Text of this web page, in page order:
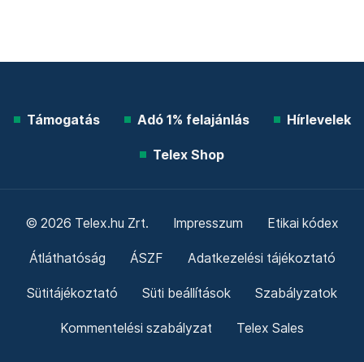
Támogatás Adó 1% felajánlás Hírlevelek
Telex Shop
© 2026 Telex.hu Zrt. Impresszum Etikai kódex
Átláthatóság ÁSZF Adatkezelési tájékoztató
Sütitájékoztató Süti beállítások Szabályzatok
Kommentelési szabályzat Telex Sales